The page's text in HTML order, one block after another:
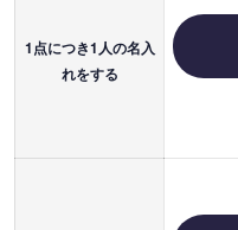
1点につき1人の名入
れをする